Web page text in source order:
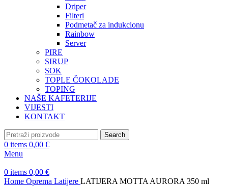
Driper
Filteri
Podmetač za indukcionu
Rainbow
Server
PIRE
SIRUP
SOK
TOPLE ČOKOLADE
TOPING
NAŠE KAFETERIJE
VIJESTI
KONTAKT
Search
0 items 0,00 €
Menu
0 items 0,00 €
Home Oprema Latijere LATIJERA MOTTA AURORA 350 ml